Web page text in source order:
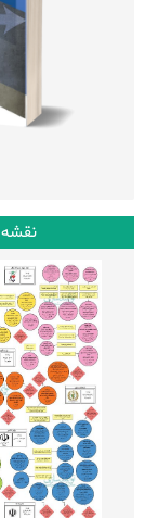
نقشه